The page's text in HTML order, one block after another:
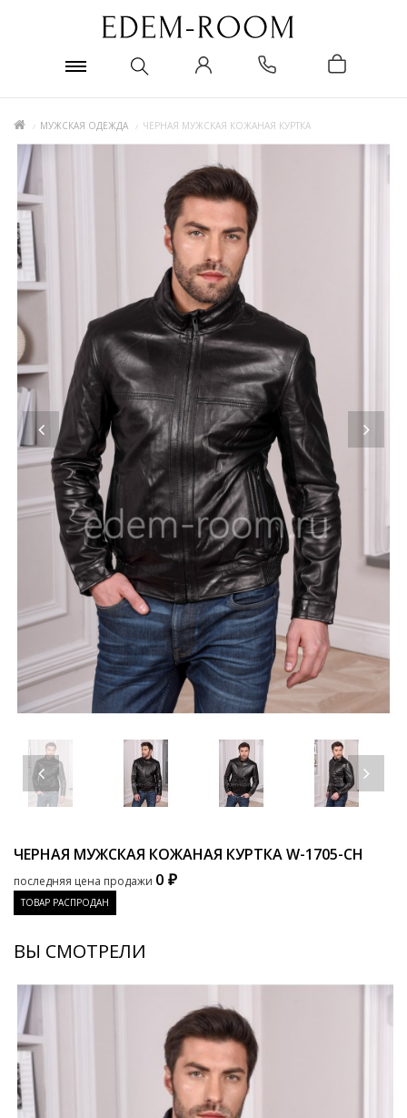
МУЖСКАЯ ОДЕЖДА ЧЕРНАЯ МУЖСКАЯ КОЖАНАЯ КУРТКА
ЧЕРНАЯ МУЖСКАЯ КОЖАНАЯ КУРТКАW-1705-CH
последняя цена продажи 0 ₽
ТОВАР РАСПРОДАН
ВЫ СМОТРЕЛИ